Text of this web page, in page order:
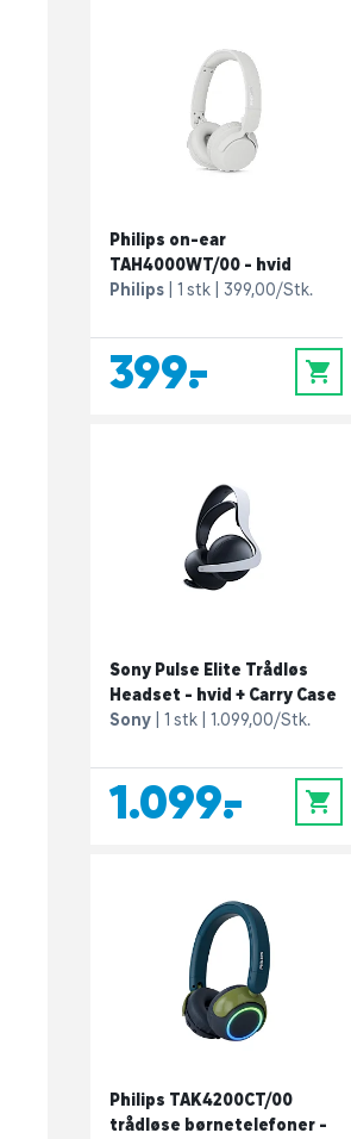
Philips on-ear
TAH4000WT/00 - hvid
Philips
1 stk 399,00/Stk.
399,- 0
Sony Pulse Elite Trådløs
Headset - hvid + Carry Case
Sony
1 stk 1.099,00/Stk.
1.099,- 0
Philips TAK4200CT/00
trådløse børnetelefoner -